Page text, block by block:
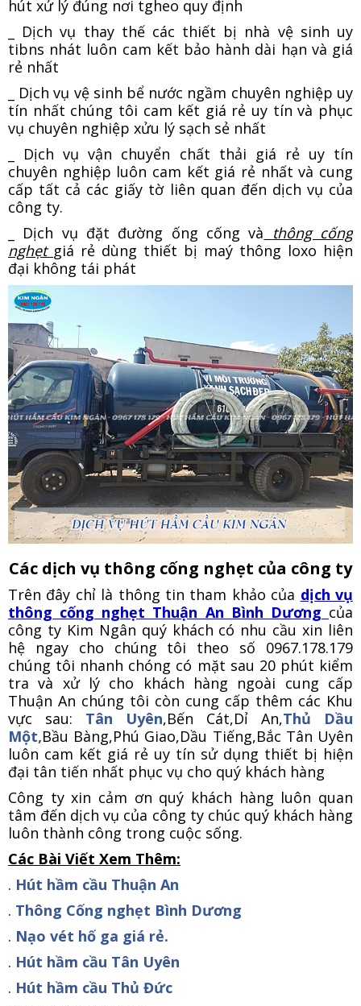
hút xử lý đúng nơi tgheo quy định
_ Dịch vụ thay thế các thiết bị nhà vệ sinh uy
tibns nhát luôn cam kết bảo hành dài hạn và giá
rẻ nhất
_ Dịch vụ vệ sinh bể nước ngầm chuyên nghiệp uy
tín nhất chúng tôi cam kết giá rẻ uy tín và phục
vụ chuyên nghiệp xửu lý sạch sẻ nhất
_ Dịch vụ vận chuyển chất thải giá rẻ uy tín
chuyên nghiệp luôn cam kết giá rẻ nhất và cung
cấp tất cả các giấy tờ liên quan đến dịch vụ của
công ty.
_ Dịch vụ đặt đường ống cống và thông cống
nghẹt giá rẻ dùng thiết bị maý thông loxo hiện
đại không tái phát
Các dịch vụ thông cống nghẹt của công ty
Trên đây chỉ là thông tin tham khảo của dịch vụ
thông cống nghẹt Thuận An Bình Dương của
công ty Kim Ngân quý khách có nhu cầu xin liên
hệ ngay cho chúng tôi theo số 0967.178.179
chúng tôi nhanh chóng có mặt sau 20 phút kiểm
tra và xử lý cho khách hàng ngoài cung cấp
Thuận An chúng tôi còn cung cấp thêm các Khu
vực sau: Tân Uyên,Bến Cát,Dỉ An,Thủ Dầu
Một,Bầu Bàng,Phú Giao,Dầu Tiếng,Bắc Tân Uyên
luôn cam kết giá rẻ uy tín sử dụng thiết bị hiện
đại tân tiến nhất phục vụ cho quý khách hàng
Công ty xin cảm ơn quý khách hàng luôn quan
tâm đến dịch vụ của công ty chúc quý khách hàng
luôn thành công trong cuộc sống.
Các Bài Viết Xem Thêm:
. Hút hầm cầu Thuận An
. Thông Cống nghẹt Bình Dương
. Nạo vét hố ga giá rẻ.
. Hút hầm cầu Tân Uyên
. Hút hầm cầu Thủ Đức